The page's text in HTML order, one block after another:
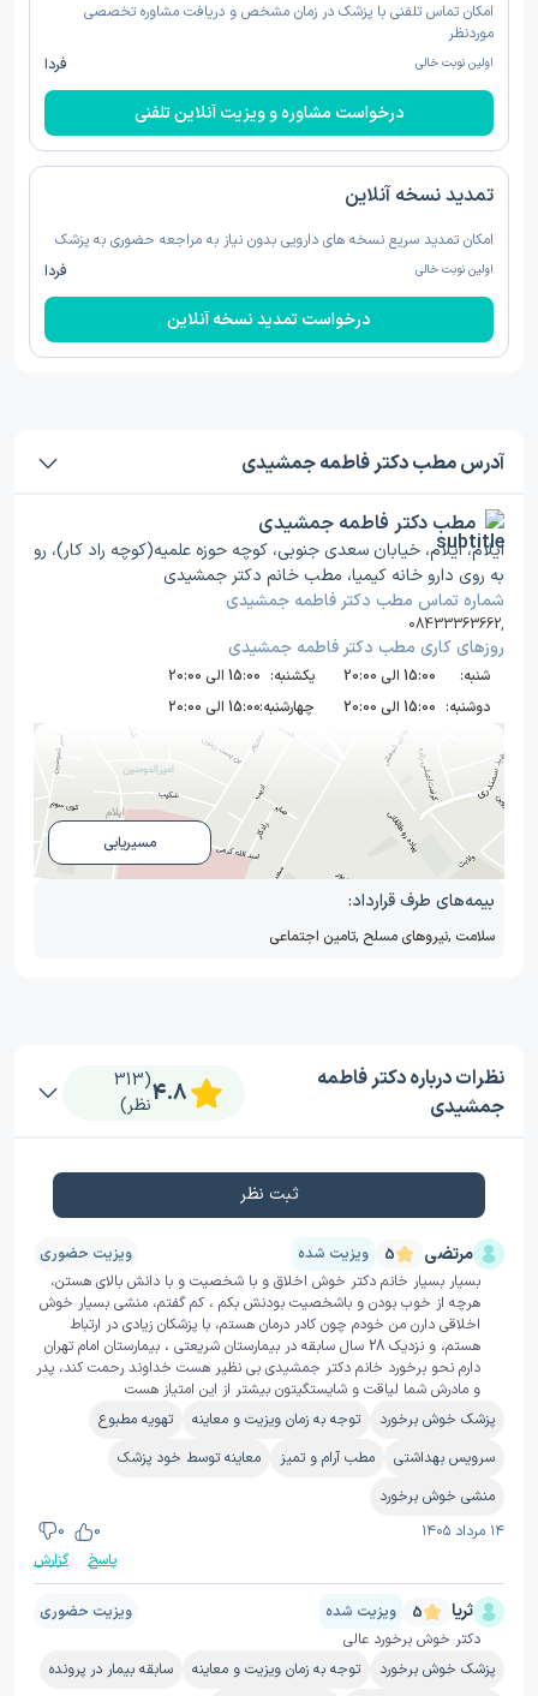
امکان تماس تلفنی با پزشک در زمان مشخص و دریافت مشاوره تخصصی
موردنظر
اولین نوبت خالی فردا
درخواست مشاوره و ویزیت آنلاین تلفنی
تمدید نسخه‌ آنلاین
امکان تمدید سریع نسخه های دارویی بدون نیاز به مراجعه حضوری به پزشک
اولین نوبت خالی فردا
درخواست تمدید نسخه‌ آنلاین
آدرس مطب دکتر فاطمه جمشیدی
مطب دکتر فاطمه جمشیدی
ایلام، ایلام، خیابان سعدی جنوبی، کوچه حوزه علمیه(کوچه راد کار)، رو
به روی دارو خانه کیمیا، مطب خانم دکتر جمشیدی
شماره تماس مطب دکتر فاطمه جمشیدی
08433363662,
روز‌های کاری مطب دکتر فاطمه جمشیدی
شنبه: 15:00 الی 20:00 یکشنبه: 15:00 الی 20:00
دوشنبه: 15:00 الی 20:00 چهارشنبه:15:00 الی 20:00
مسیریابی
بیمه‌های طرف قرارداد:
سلامت ,نیروهای مسلح ,تامین اجتماعی
نظرات درباره دکتر فاطمه
جمشیدی
(313
نظر)4.8
ثبت نظر
مرتضی 5 ویزیت شده
ویزیت حضوری
بسیار بسیار خانم دکتر خوش اخلاق و با شخصیت و با دانش بالای هستن،
هرچه از خوب بودن و باشخصیت بودنش بکم ، کم گفتم، منشی بسیار خوش
اخلاقی دارن من خودم چون کادر درمان هستم، با پزشکان زیادی در ارتباط
هستم، و نزدیک 28 سال سابقه در بیمارستان شریعتی ، بیمارستان امام تهران
دارم نحو برخورد خانم دکتر جمشیدی بی نظیر هست خداوند رحمت کند، پدر
و مادرش شما لیاقت و شایستگیتون بیشتر از این امتیاز هست
پزشک خوش برخورد
توجه به زمان ویزیت و معاینه
تهویه مطبوع
سرویس بهداشتی
مطب آرام و تمیز
معاینه توسط خود پزشک
منشی خوش برخورد
۱۴ مرداد ۱۴۰۵
0
0
پاسخ
گزارش
ثریا 5 ویزیت شده
ویزیت حضوری
دکتر خوش برخورد عالی
پزشک خوش برخورد
توجه به زمان ویزیت و معاینه سابقه بیمار در پرونده